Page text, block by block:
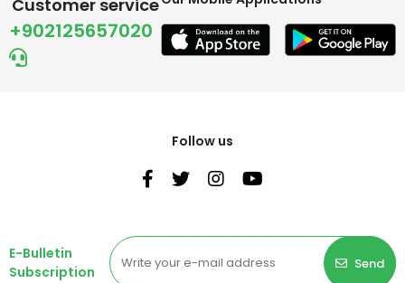
Customer service
+902125657020
Follow us
E-Bulletin
Subscription
Send